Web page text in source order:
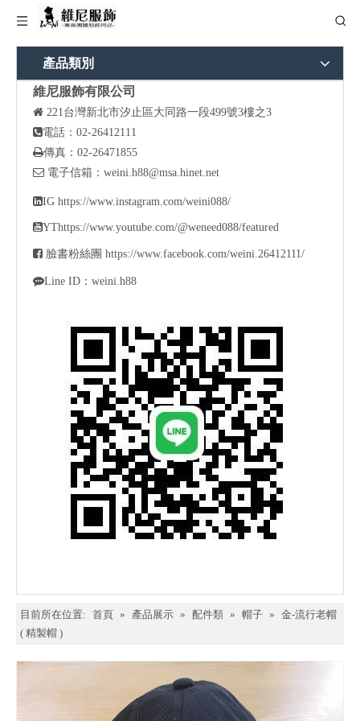
產品類別
維尼服飾有限公司
 221台灣新北市汐止區大同路一段499號3樓之3
電話：02-26412111
傳真：02-26471855
 電子信箱： weini.h88@msa.hinet.net
IG https://www.instagram.com/weini088/
YThttps://www.youtube.com/@weneed088/featured
 臉書粉絲團 https://www.facebook.com/weini.26412111/
Line ID：weini.h88
目前所在位置: 首頁 » 產品展示 » 配件類 » 帽子 » 金-流行老帽
( 精製帽 )